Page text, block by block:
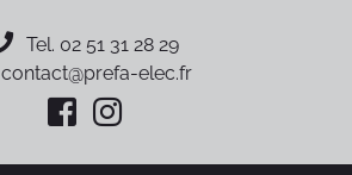
Tel. 02 51 31 28 29
contact@prefa-elec.fr